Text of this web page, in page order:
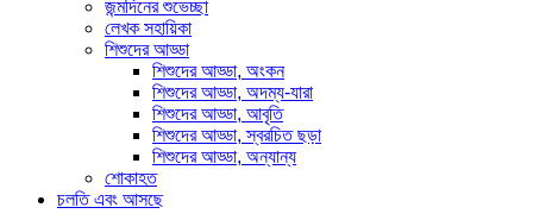
জন্মদিনের শুভেচ্ছা
লেখক সহায়িকা
শিশুদের আড্ডা
শিশুদের আড্ডা, অংকন
শিশুদের আড্ডা, অদম্য-যারা
শিশুদের আড্ডা, আবৃতি
শিশুদের আড্ডা, স্বরচিত ছড়া
শিশুদের আড্ডা, অন্যান্য
শোকাহত
চলতি এবং আসছে